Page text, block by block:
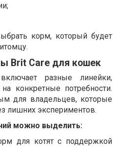
корм, который будет
Brit Care для кошек
разные линейки,
конкретные потребности.
для владельцев, которые
лишних экспериментов.
можно выделить:
для котят с поддержкой